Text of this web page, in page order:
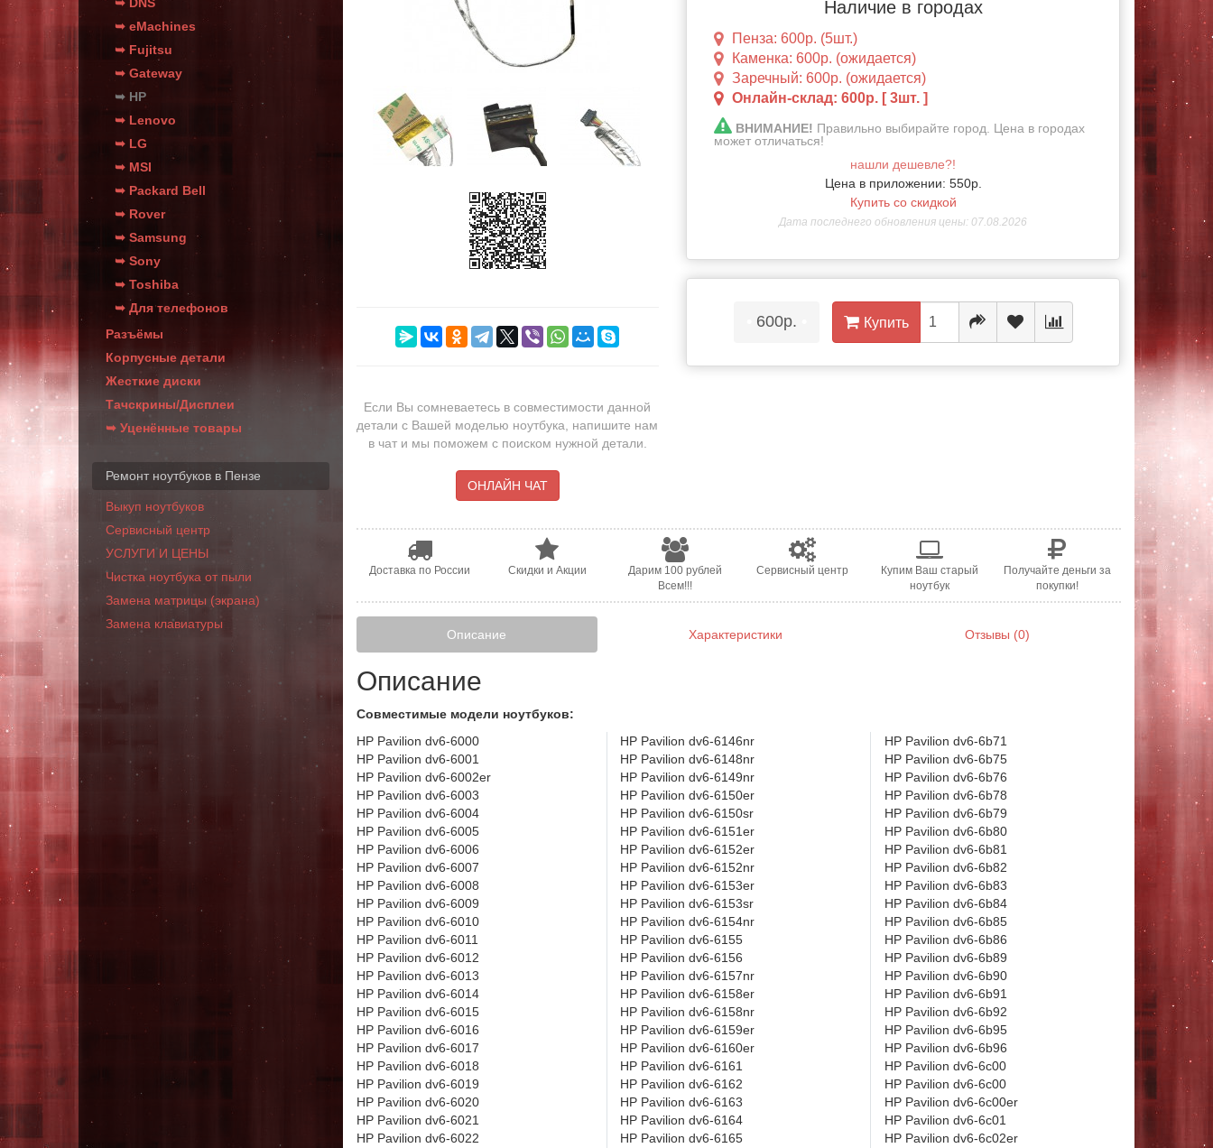
➥ eMachines
➥ Fujitsu
➥ Gateway
➥ HP
➥ Lenovo
➥ LG
➥ MSI
➥ Packard Bell
➥ Rover
➥ Samsung
➥ Sony
➥ Toshiba
➥ Для телефонов
Разъёмы
Корпусные детали
Жесткие диски
Тачскрины/Дисплеи
➥ Уценённые товары
Ремонт ноутбуков в Пензе
Выкуп ноутбуков
Сервисный центр
УСЛУГИ И ЦЕНЫ
Чистка ноутбука от пыли
Замена матрицы (экрана)
Замена клавиатуры
Если Вы сомневаетесь в совместимости данной
детали с Вашей моделью ноутбука, напишите нам
в чат и мы поможем с поиском нужной детали.
ОНЛАЙН ЧАТ
Наличие в городах
Пенза: 600р. (5шт.)
Каменка: 600р. (ожидается)
Заречный: 600р. (ожидается)
Онлайн-склад: 600р. [ 3шт. ]
ВНИМАНИЕ! Правильно выбирайте город. Цена в городах
может отличаться!
нашли дешевле?!
Цена в приложении: 550р.
Купить со скидкой
Дата последнего обновления цены: 07.08.2026
600р. Купить
Доставка по России Скидки и Акции
Дарим 100 рублей
Всем!!!
Сервисный центр
Купим Ваш старый
ноутбук
Получайте деньги за
покупки!
Описание Характеристики Отзывы (0)
Описание
Совместимые модели ноутбуков:
HP Pavilion dv6-6000
HP Pavilion dv6-6001
HP Pavilion dv6-6002er
HP Pavilion dv6-6003
HP Pavilion dv6-6004
HP Pavilion dv6-6005
HP Pavilion dv6-6006
HP Pavilion dv6-6007
HP Pavilion dv6-6008
HP Pavilion dv6-6009
HP Pavilion dv6-6010
HP Pavilion dv6-6011
HP Pavilion dv6-6012
HP Pavilion dv6-6013
HP Pavilion dv6-6014
HP Pavilion dv6-6015
HP Pavilion dv6-6016
HP Pavilion dv6-6017
HP Pavilion dv6-6018
HP Pavilion dv6-6019
HP Pavilion dv6-6020
HP Pavilion dv6-6021
HP Pavilion dv6-6022
HP Pavilion dv6-6146nr
HP Pavilion dv6-6148nr
HP Pavilion dv6-6149nr
HP Pavilion dv6-6150er
HP Pavilion dv6-6150sr
HP Pavilion dv6-6151er
HP Pavilion dv6-6152er
HP Pavilion dv6-6152nr
HP Pavilion dv6-6153er
HP Pavilion dv6-6153sr
HP Pavilion dv6-6154nr
HP Pavilion dv6-6155
HP Pavilion dv6-6156
HP Pavilion dv6-6157nr
HP Pavilion dv6-6158er
HP Pavilion dv6-6158nr
HP Pavilion dv6-6159er
HP Pavilion dv6-6160er
HP Pavilion dv6-6161
HP Pavilion dv6-6162
HP Pavilion dv6-6163
HP Pavilion dv6-6164
HP Pavilion dv6-6165
HP Pavilion dv6-6b71
HP Pavilion dv6-6b75
HP Pavilion dv6-6b76
HP Pavilion dv6-6b78
HP Pavilion dv6-6b79
HP Pavilion dv6-6b80
HP Pavilion dv6-6b81
HP Pavilion dv6-6b82
HP Pavilion dv6-6b83
HP Pavilion dv6-6b84
HP Pavilion dv6-6b85
HP Pavilion dv6-6b86
HP Pavilion dv6-6b89
HP Pavilion dv6-6b90
HP Pavilion dv6-6b91
HP Pavilion dv6-6b92
HP Pavilion dv6-6b95
HP Pavilion dv6-6b96
HP Pavilion dv6-6c00
HP Pavilion dv6-6c00
HP Pavilion dv6-6c00er
HP Pavilion dv6-6c01
HP Pavilion dv6-6c02er